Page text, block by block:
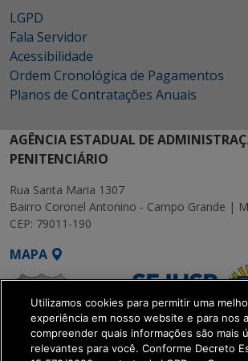
LGPD
Fala Servidor
Acessibilidade
Ordem Cronológica de Pagamentos
Planos de Contratações Anuais
AGÊNCIA ESTADUAL DE
PENITENCIÁRIO
Rua Santa Maria 1307
Bairro Coronel Antonino - Campo Grande |
CEP: 79011-190
MAPA
Utilizamos cookies para permitir uma
experiência em nosso website e para nos
compreender quais informações são mais
relevantes para você. Conforme Decreto